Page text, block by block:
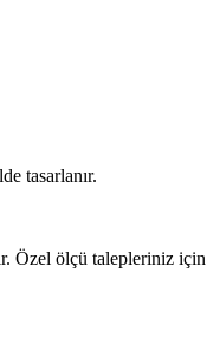
tasarlanır.
Özel ölçü talepleriniz